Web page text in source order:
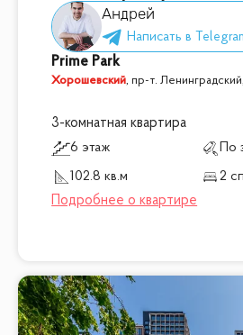
Андрей
Prime Park
Хорошевский,пр-т.
3-комнатная квартира
6 этаж
По
102.8 кв.м
2